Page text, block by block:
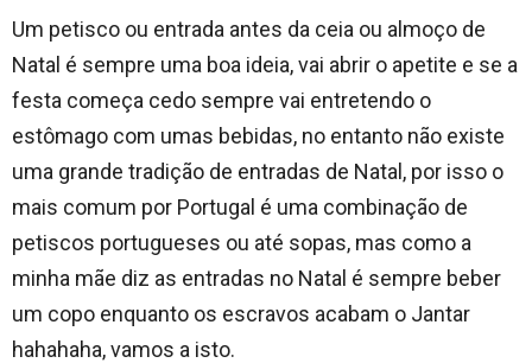
Um petisco ou entrada antes da ceia ou almoço de
Natal é sempre uma boa ideia, vai abrir o apetite e se a
festa começa cedo sempre vai entretendo o
estômago com umas bebidas, no entanto não existe
uma grande tradição de entradas de Natal, por isso o
mais comum por Portugal é uma combinação de
petiscos portugueses ou até sopas, mas como a
minha mãe diz as entradas no Natal é sempre beber
um copo enquanto os escravos acabam o Jantar
hahahaha, vamos a isto.